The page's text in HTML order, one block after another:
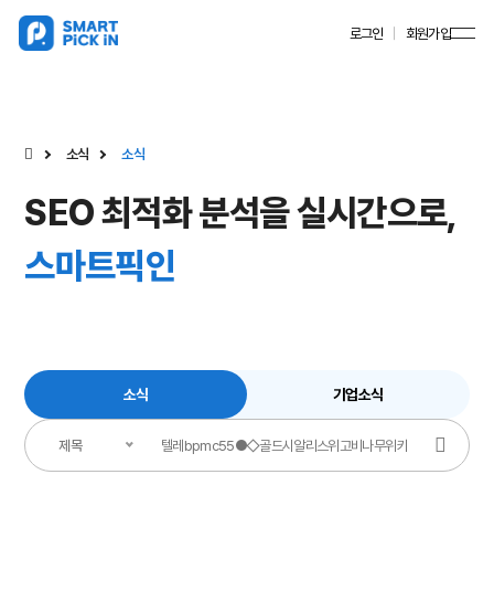
로그인 회원가입
소식 소식
SEO 최적화 분석을 실시간으로,
스마트픽인
소식 기업소식
제목